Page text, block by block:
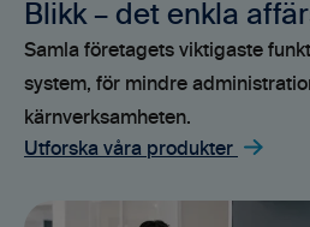
Blikk – det enkla
Samla företagets viktigaste
system, för mindre
kärnverksamheten.
Utforska våra produkter